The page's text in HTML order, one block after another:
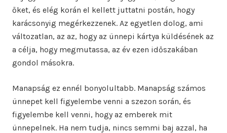
őket, és elég korán el kellett juttatni postán, hogy
karácsonyig megérkezzenek. Az egyetlen dolog, ami
változatlan, az az, hogy az ünnepi kártya küldésének az
a célja, hogy megmutassa, az év ezen időszakában
gondol másokra.
Manapság ez ennél bonyolultabb. Manapság számos
ünnepet kell figyelembe venni a szezon során, és
figyelembe kell venni, hogy az emberek mit
ünnepelnek. Ha nem tudja, nincs semmi baj azzal, ha